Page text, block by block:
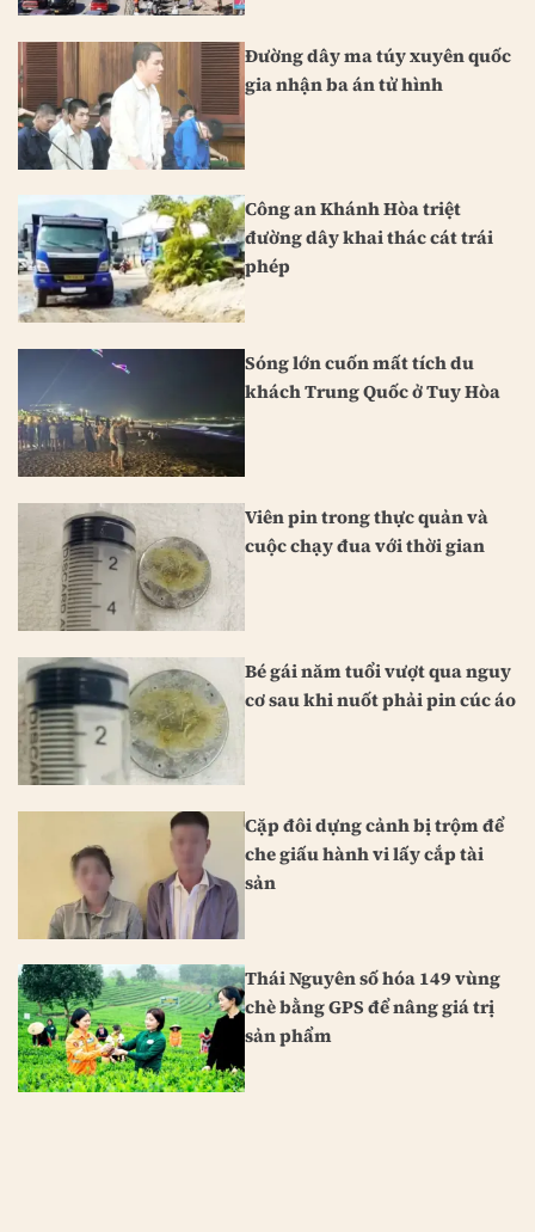
Đường dây ma túy xuyên quốc
gia nhận ba án tử hình
Công an Khánh Hòa triệt
đường dây khai thác cát trái
phép
Sóng lớn cuốn mất tích du
khách Trung Quốc ở Tuy Hòa
Viên pin trong thực quản và
cuộc chạy đua với thời gian
Bé gái năm tuổi vượt qua nguy
cơ sau khi nuốt phải pin cúc áo
Cặp đôi dựng cảnh bị trộm để
che giấu hành vi lấy cắp tài
sản
Thái Nguyên số hóa 149 vùng
chè bằng GPS để nâng giá trị
sản phẩm